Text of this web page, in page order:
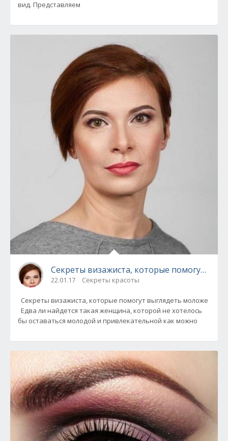
вид. Представляем
Секреты визажиста, которые помогут
22.01.17 Секреты красоты
Секреты визажиста, которые помогут выглядеть моложе
Едва ли найдется такая женщина, которой не хотелось
бы оставаться молодой и привлекательной как можно